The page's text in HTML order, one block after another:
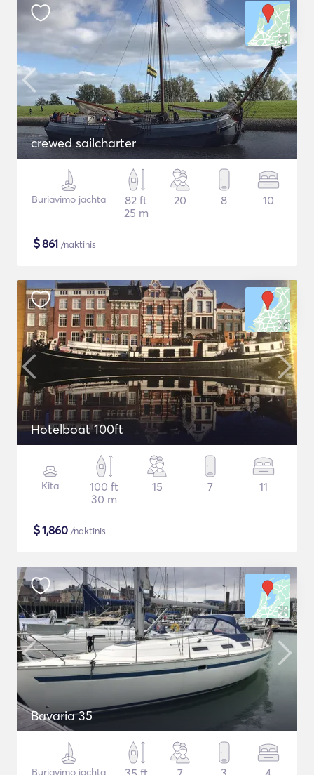
crewed sailcharter
Buriavimo jachta
82 ft
25 m
20 8 10
$861 /naktinis
Hotelboat 100ft
Kita
100 ft
30 m
15 7 11
$1,860 /naktinis
Bavaria 35
Buriavimo jachta